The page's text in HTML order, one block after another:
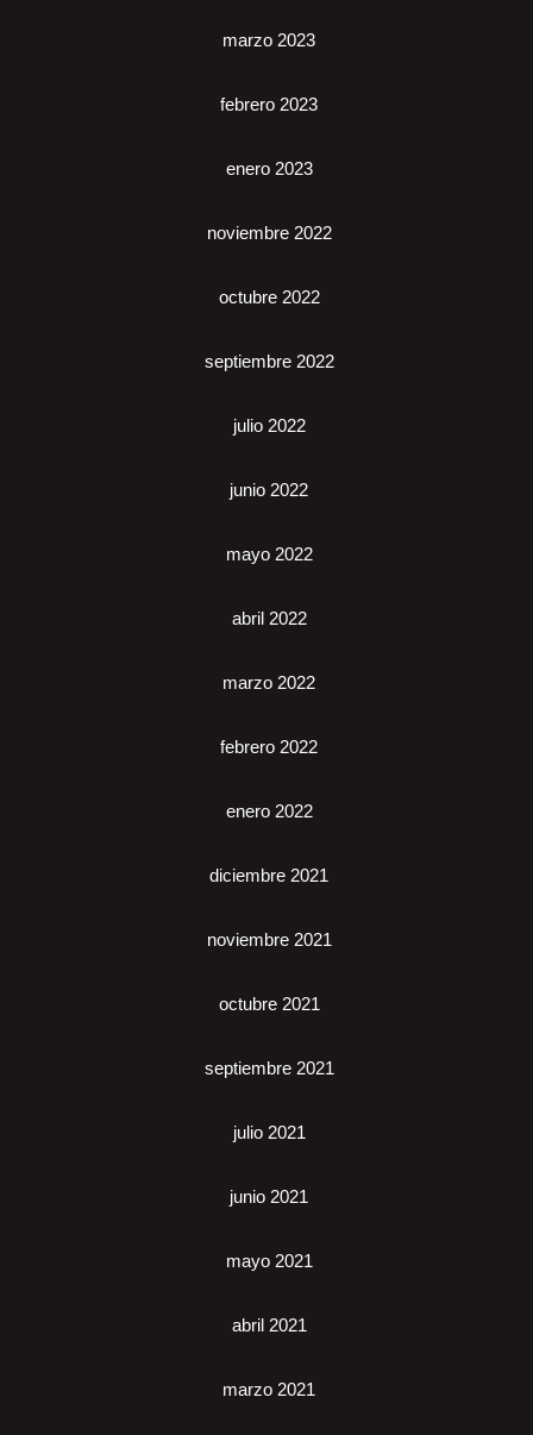
marzo 2023
febrero 2023
enero 2023
noviembre 2022
octubre 2022
septiembre 2022
julio 2022
junio 2022
mayo 2022
abril 2022
marzo 2022
febrero 2022
enero 2022
diciembre 2021
noviembre 2021
octubre 2021
septiembre 2021
julio 2021
junio 2021
mayo 2021
abril 2021
marzo 2021